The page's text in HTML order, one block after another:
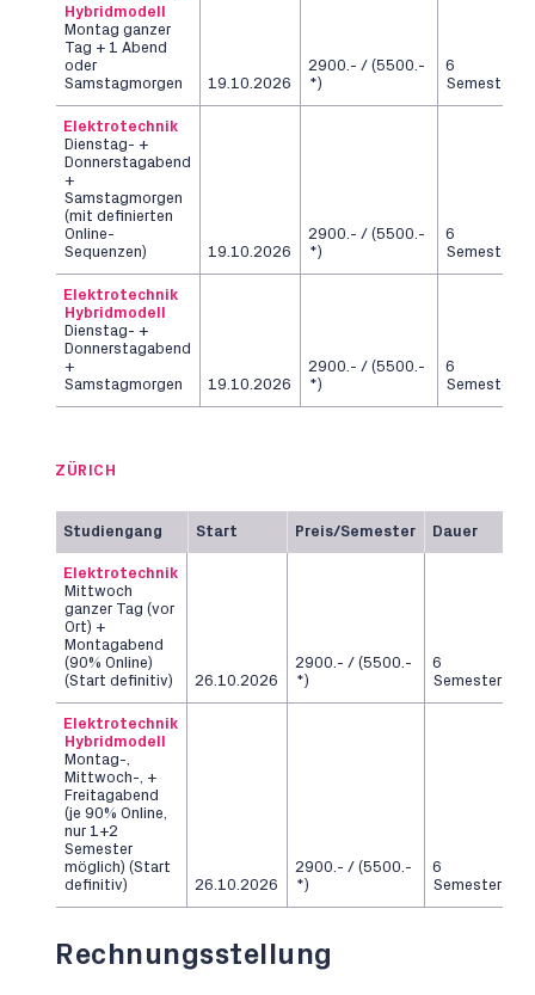
Hybridmodell
Montag ganzer
Tag + 1 Abend
oder
Samstagmorgen
19.10.2026
2900.- / (5500.-
*)
6
Semester
Elektrotechnik
Dienstag- +
Donnerstagabend
+
Samstagmorgen
(mit definierten
Online-
Sequenzen)
19.10.2026
2900.- / (5500.-
*)
6
Semester
Elektrotechnik
Hybridmodell
Dienstag- +
Donnerstagabend
+
Samstagmorgen
19.10.2026
2900.- / (5500.-
*)
6
Semester
ZÜRICH
Studiengang Start Preis/Semester Dauer
Elektrotechnik
Mittwoch
ganzer Tag (vor
Ort) +
Montagabend
(90% Online)
(Start definitiv)
26.10.2026
2900.- / (5500.-
*)
6
Semester
Elektrotechnik
Hybridmodell
Montag-,
Mittwoch-, +
Freitagabend
(je 90% Online,
nur 1+2
Semester
möglich) (Start
definitiv)
26.10.2026
2900.- / (5500.-
*)
6
Semester
Rechnungsstellung